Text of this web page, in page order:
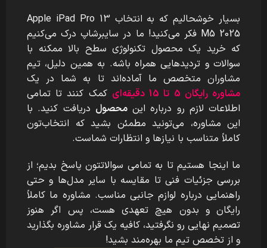
بسیار خوشحالیم که به انتخاب Apple iPad Pro 13
M5 2025 فکر می‌کنید! ما در سایبرشاپ درک می‌کنیم
که خرید یک محصول تکنولوژی سطح بالا ممکنه با
سوالات و تردیدهایی همراه باشه. به همین دلیل، تیم
مشاوران متخصص ما آماده‌اند تا به شما در یک
مشاوره رایگان 5 تا 15 دقیقه‌ای
کمک کنند تا تمامی
اطلاعات لازم رو درباره اینمحصول دریافت کنید. با
این مشاوره، می‌تونید مطمئن بشید که انتخاب‌تون
کاملاً متناسب با نیازها و انتظارات شماست.
ما اینجا هستیم تا به تمامی سوالاتتون پاسخ بدیم؛ از
بررسی جزئیات فنی تا مقایسه با سایر مدل‌ها و حتی
راهنمایی درباره لوازم جانبی مناسب. مشاوره ما کاملاً
رایگان و بدون هیچ تعهدی هست، پس اگر هنوز
تصمیم نهایی رو نگرفتید، کافیه یک قرار مشاوره بگذارید
و از تخصص تیم ما بهره‌مند بشید!